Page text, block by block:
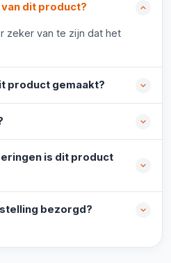
dit product?
zeker van te zijn dat het
product gemaakt?
is dit product
bezorgd?